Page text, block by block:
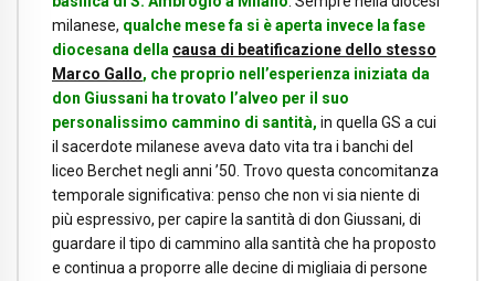
milanese, qualche mese fa si è aperta invece la fase
diocesana della causa di beatificazione dello stesso
Marco Gallo, che proprio nell’esperienza iniziata da
don Giussani ha trovato l’alveo per il suo
personalissimo cammino di santità, in quella GS a cui
il sacerdote milanese aveva dato vita tra i banchi del
liceo Berchet negli anni ’50. Trovo questa concomitanza
temporale significativa: penso che non vi sia niente di
più espressivo, per capire la santità di don Giussani, di
guardare il tipo di cammino alla santità che ha proposto
e continua a proporre alle decine di migliaia di persone